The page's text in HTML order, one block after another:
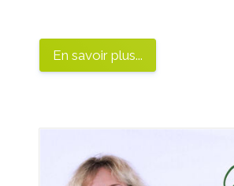
En savoir plus...